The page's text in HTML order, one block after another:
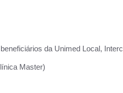
da Unimed Local,
Master)